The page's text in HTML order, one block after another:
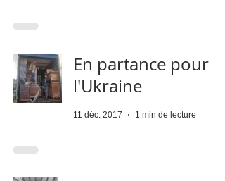
En partance pour
l'Ukraine
11 déc. 2017 1 min de lecture